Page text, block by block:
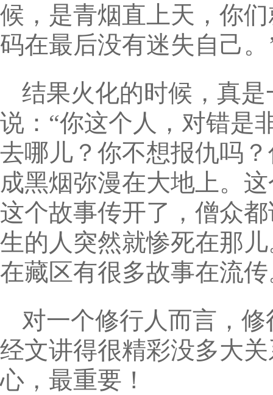
候，是青烟直上天，你
码在最后没有迷失自己。
结果火化的时候，真
说：“你这个人，对错是
去哪儿？你不想报仇吗
成黑烟弥漫在大地上。
这个故事传开了，僧众
生的人突然就惨死在那
在藏区有很多故事在流
对一个修行人而言，
经文讲得很精彩没多大
心，最重要！